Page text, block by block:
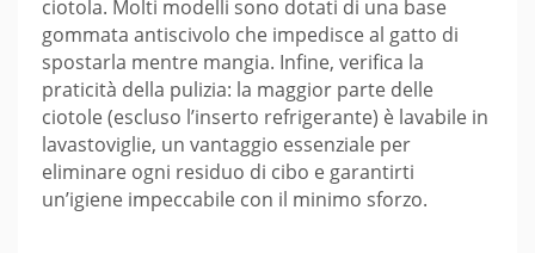
ciotola. Molti modelli sono dotati di una base
gommata antiscivolo che impedisce al gatto di
spostarla mentre mangia. Infine, verifica la
praticità della pulizia: la maggior parte delle
ciotole (escluso l’inserto refrigerante) è lavabile in
lavastoviglie, un vantaggio essenziale per
eliminare ogni residuo di cibo e garantirti
un’igiene impeccabile con il minimo sforzo.